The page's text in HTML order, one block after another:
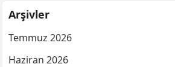
Arşivler
Temmuz 2026
Haziran 2026